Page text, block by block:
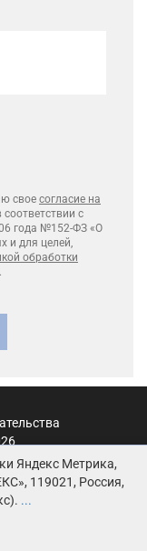
свое согласие на
соответствии с
года №152-ФЗ «О
и для целей,
обработки
данных
Яндекс Метрика,
119021, Россия,
...